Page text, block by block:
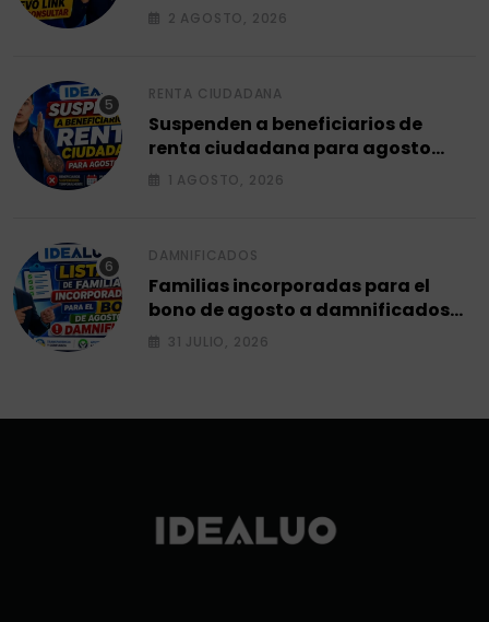
2 AGOSTO, 2026
RENTA CIUDADANA
Suspenden a beneficiarios de
renta ciudadana para agosto
2026.
1 AGOSTO, 2026
DAMNIFICADOS
Familias incorporadas para el
bono de agosto a damnificados
2026.
31 JULIO, 2026